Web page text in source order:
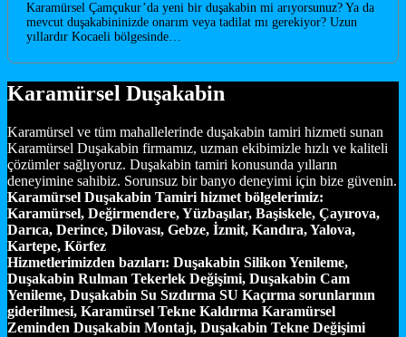
Karamürsel Çamçukur’da yeni bir duşakabin mi arıyorsunuz? Ya da
mevcut duşakabininizde onarım veya tadilat mı gerekiyor? Uzun
yıllardır Kocaeli bölgesinde…
Karamürsel Duşakabin
Karamürsel ve tüm mahallelerinde duşakabin tamiri hizmeti sunan
Karamürsel Duşakabin firmamız, uzman ekibimizle hızlı ve kaliteli
çözümler sağlıyoruz. Duşakabin tamiri konusunda yılların
deneyimine sahibiz. Sorunsuz bir banyo deneyimi için bize güvenin.
Karamürsel Duşakabin Tamiri hizmet bölgelerimiz:
Karamürsel, Değirmendere, Yüzbaşılar, Başiskele, Çayırova,
Darıca, Derince, Dilovası, Gebze, İzmit, Kandıra, Yalova,
Kartepe, Körfez
Hizmetlerimizden bazıları: Duşakabin Silikon Yenileme,
Duşakabin Rulman Tekerlek Değişimi, Duşakabin Cam
Yenileme, Duşakabin Su Sızdırma SU Kaçırma sorunlarının
giderilmesi, Karamürsel Tekne Kaldırma Karamürsel
Zeminden Duşakabin Montajı, Duşakabin Tekne Değişimi